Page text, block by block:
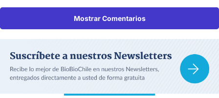
Mostrar Comentarios